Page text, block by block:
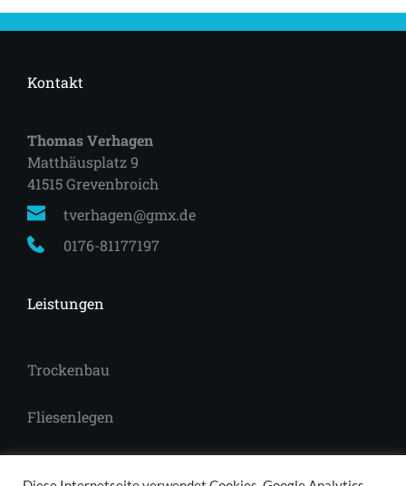
Kontakt
Thomas Verhagen
Matthäusplatz 9
41515 Grevenbroich
tverhagen@gmx.de
0176-81177197
Leistungen
Trockenbau
Fliesenlegen